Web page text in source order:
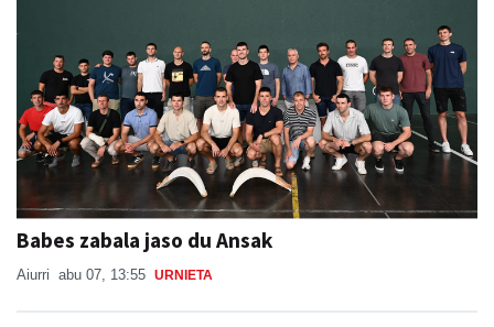
Babes zabala jaso du Ansak
Aiurri abu 07, 13:55 URNIETA